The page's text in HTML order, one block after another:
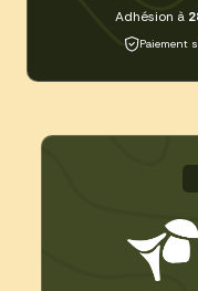
Adhésion à
Paiement